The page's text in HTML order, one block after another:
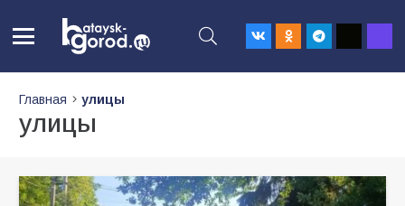
Главная улицы
улицы